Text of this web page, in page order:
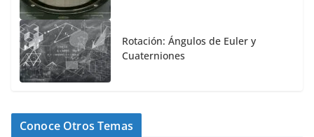
Rotación: Ángulos de Euler y
Cuaterniones
Conoce Otros Temas